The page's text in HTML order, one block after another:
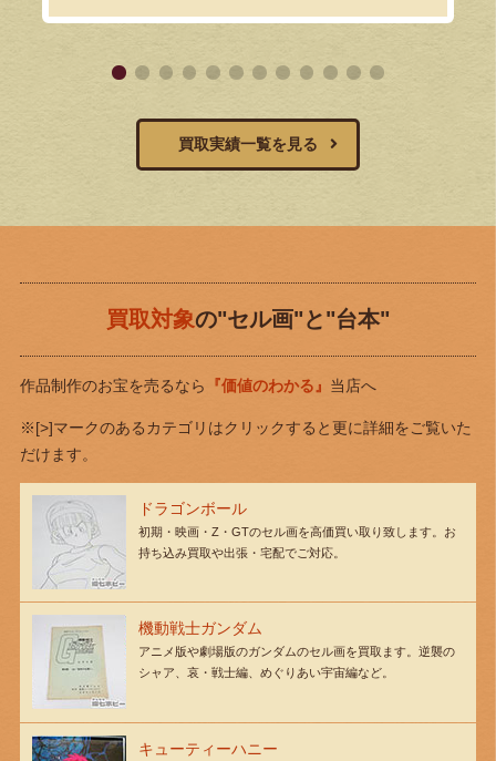
買取実績一覧を見る
買取対象の"セル画"と"台本"
作品制作のお宝を売るなら 『価値のわかる』 当店へ
※[>]マークのあるカテゴリはクリックすると更に詳細をご覧いた
だけます。
ドラゴンボール
初期・映画・Z・GTのセル画を高価買い取り致します。お
持ち込み買取や出張・宅配でご対応。
機動戦士ガンダム
アニメ版や劇場版のガンダムのセル画を買取ます。逆襲の
シャア、哀・戦士編、めぐりあい宇宙編など。
キューティーハニー